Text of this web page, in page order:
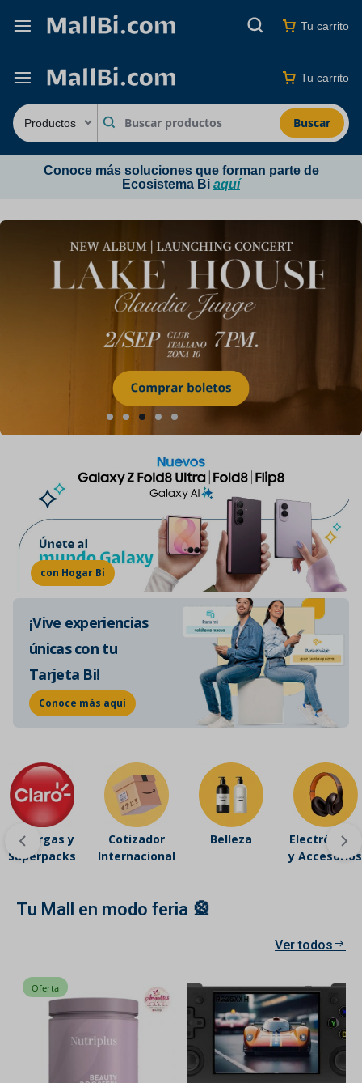
Tu carrito
Buscar
Tu carrito
Conoce más soluciones que forman parte de
Ecosistema Bi aquí
con Hogar Bi
¡Vive experiencias
únicas con tu
Tarjeta Bi!
Conoce más aquí
Recargas y
Superpacks
Cotizador
Internacional
Belleza
Electrónicos
y Accesorios
Tu Mall en modo feria 🎡
Ver todos
Oferta